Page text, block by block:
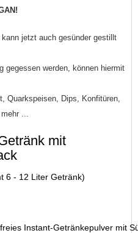
jetzt auch gesünder gestillt
gegessen werden, können hiermit
Quarkspeisen, Dips, Konfitüren,
...
mit
6 - 12 Liter Getränk)
Instant-Getränkepulver mit